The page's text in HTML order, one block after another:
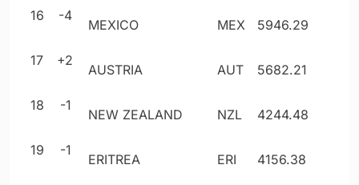
16 -4
MEXICO MEX 5946.29
17 +2
AUSTRIA AUT 5682.21
18 -1
NEW ZEALAND NZL 4244.48
19 -1
ERITREA ERI 4156.38